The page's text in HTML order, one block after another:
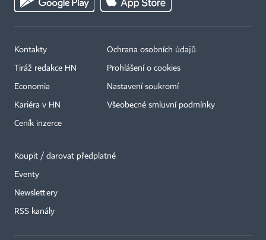
Kontakty
Tiráž redakce HN
Economia
Kariéra v HN
Ceník inzerce
Ochrana osobních údajů
Prohlášení o cookies
Nastavení soukromí
Všeobecné smluvní podmínky
Koupit / darovat předplatné
Eventy
Newslettery
RSS kanály